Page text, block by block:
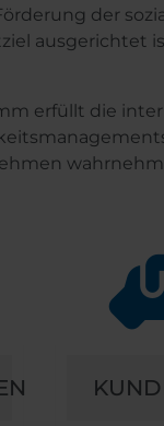
der
erfüllt die